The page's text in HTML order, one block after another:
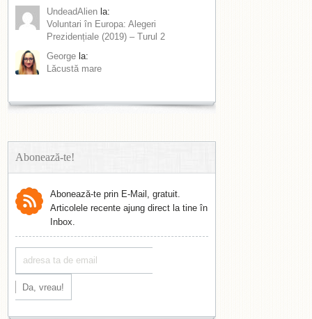
UndeadAlien la:
Voluntari în Europa: Alegeri
Prezidențiale (2019) – Turul 2
George la:
Lăcustă mare
Abonează-te!
Abonează-te prin E-Mail, gratuit.
Articolele recente ajung direct la tine în
Inbox.